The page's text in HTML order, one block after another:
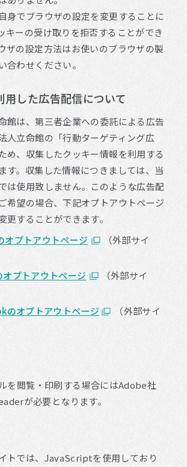
身でブラウザの設定を変更することに
キーの受け取りを拒否することができ
ザの設定方法はお使いのブラウザの製
合わせください。
用した広告配信について
館は、第三者企業への委託による広告
人立命館の「行動ターゲティング広
め、収集したクッキー情報を利用する
す。収集した情報につきましては、当
は使用致しません。このような広告配
希望の場合、下記オプトアウトページ
更することができます。
オプトアウトページ
（外部サイ
プトアウトページ
（外部サイ
のオプトアウトページ
（外部サイ
を閲覧・印刷する場合にはAdobe社
が必要となります。
トでは、JavaScriptを使用しており